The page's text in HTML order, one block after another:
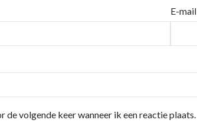
E-mail
de volgende keer wanneer ik een reactie plaats.